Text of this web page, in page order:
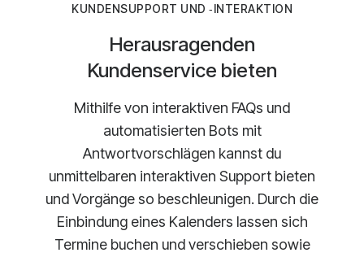
KUNDENSUPPORT UND ‑INTERAKTION
Herausragenden
Kundenservice bieten
Mithilfe von interaktiven FAQs und
automatisierten Bots mit
Antwortvorschlägen kannst du
unmittelbaren interaktiven Support bieten
und Vorgänge so beschleunigen. Durch die
Einbindung eines Kalenders lassen sich
Termine buchen und verschieben sowie